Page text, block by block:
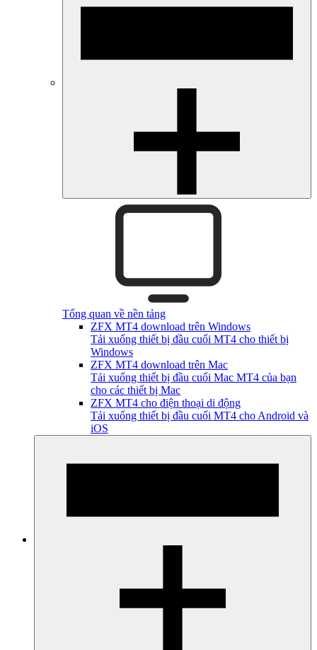
Tổng quan về nền tảng
ZFX MT4 download trên Windows
Tải xuống thiết bị đầu cuối MT4 cho thiết bị
Windows
ZFX MT4 download trên Mac
Tải xuống thiết bị đầu cuối Mac MT4 của bạn
cho các thiết bị Mac
ZFX MT4 cho điện thoại di động
Tải xuống thiết bị đầu cuối MT4 cho Android và
iOS